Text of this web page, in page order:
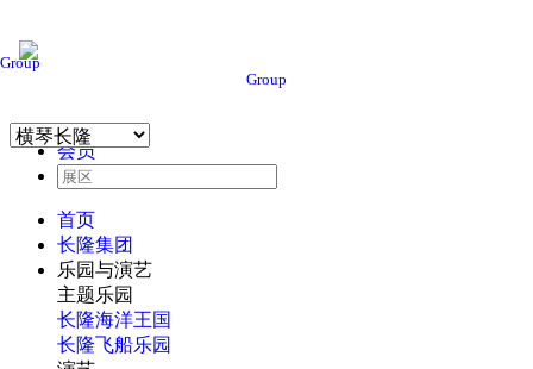
会员
首页
长隆集团
Group
乐园与演艺
主题乐园
长隆海洋王国
长隆飞船乐园
Group